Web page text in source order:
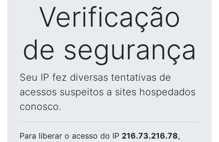
Verificação
de segurança
Seu IP fez diversas tentativas de
acessos suspeitos a sites hospedados
conosco.
Para liberar o acesso do IP 216.73.216.78,